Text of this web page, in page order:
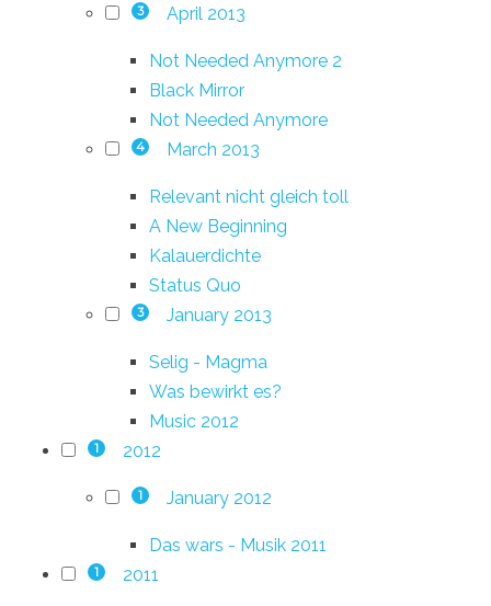
3 April 2013
Not Needed Anymore 2
Black Mirror
Not Needed Anymore
4 March 2013
Relevant nicht gleich toll
A New Beginning
Kalauerdichte
Status Quo
3 January 2013
Selig - Magma
Was bewirkt es?
Music 2012
1 2012
1 January 2012
Das wars - Musik 2011
1 2011